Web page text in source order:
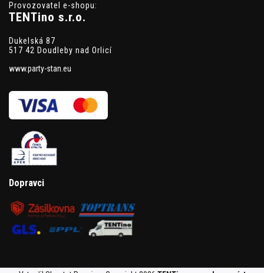
Provozovatel e-shopu:
TENTino s.r.o.
Dukelská 87
517 42 Doudleby nad Orlicí
www.party-stan.eu
Dopravci